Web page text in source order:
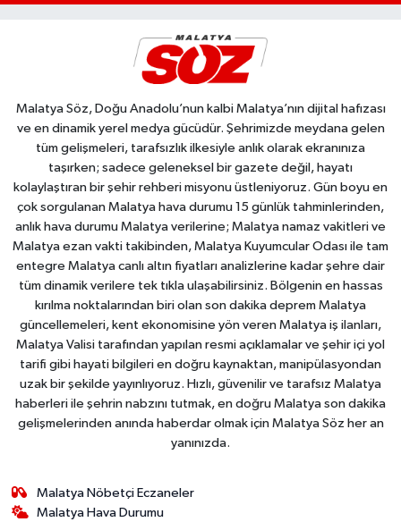
Malatya Söz, Doğu Anadolu’nun kalbi Malatya’nın dijital hafızası
ve en dinamik yerel medya gücüdür. Şehrimizde meydana gelen
tüm gelişmeleri, tarafsızlık ilkesiyle anlık olarak ekranınıza
taşırken; sadece geleneksel bir gazete değil, hayatı
kolaylaştıran bir şehir rehberi misyonu üstleniyoruz. Gün boyu en
çok sorgulanan Malatya hava durumu 15 günlük tahminlerinden,
anlık hava durumu Malatya verilerine; Malatya namaz vakitleri ve
Malatya ezan vakti takibinden, Malatya Kuyumcular Odası ile tam
entegre Malatya canlı altın fiyatları analizlerine kadar şehre dair
tüm dinamik verilere tek tıkla ulaşabilirsiniz. Bölgenin en hassas
kırılma noktalarından biri olan son dakika deprem Malatya
güncellemeleri, kent ekonomisine yön veren Malatya iş ilanları,
Malatya Valisi tarafından yapılan resmi açıklamalar ve şehir içi yol
tarifi gibi hayati bilgileri en doğru kaynaktan, manipülasyondan
uzak bir şekilde yayınlıyoruz. Hızlı, güvenilir ve tarafsız Malatya
haberleri ile şehrin nabzını tutmak, en doğru Malatya son dakika
gelişmelerinden anında haberdar olmak için Malatya Söz her an
yanınızda.
Malatya Nöbetçi Eczaneler
Malatya Hava Durumu